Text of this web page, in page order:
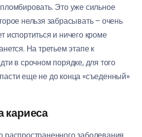
Это уже сильное
нельзя забрасывать – очень
испортиться и ничего кроме
На третьем этапе к
в срочном порядке, для того
еще не до конца «съеденный»
кариеса